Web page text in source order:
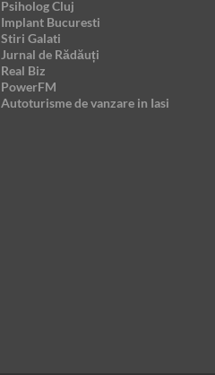
Psiholog Cluj
Implant Bucuresti
Stiri Galati
Jurnal de Rădăuți
Real Biz
PowerFM
Autoturisme de vanzare in Iasi